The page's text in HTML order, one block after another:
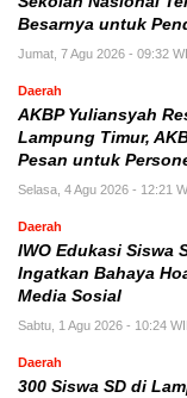
Besarnya untuk
Jumat, 7 Agu 2026 - 09:32
Daerah
AKBP Yuliansyah
Lampung Timur,
Pesan untuk
Selasa, 4 Agu 2026 - 12:21
Daerah
IWO Edukasi Siswa
Ingatkan Bahaya
Media Sosial
Sabtu, 1 Agu 2026 - 10:24
Daerah
300 Siswa SD di